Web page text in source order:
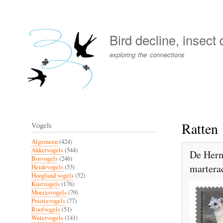
menu
Bird decline, insect
exploring the connections
Ratten
De
Vogels
Algemeen(424)
Akkervogels(544)
Bosvogels(246)
Heidevogels(53)
Hoogland vogels(52)
Kustvogels(176)
Moerasvogels(79)
Prairievogels(77)
Roofvogels(51)
Watervogels(141)